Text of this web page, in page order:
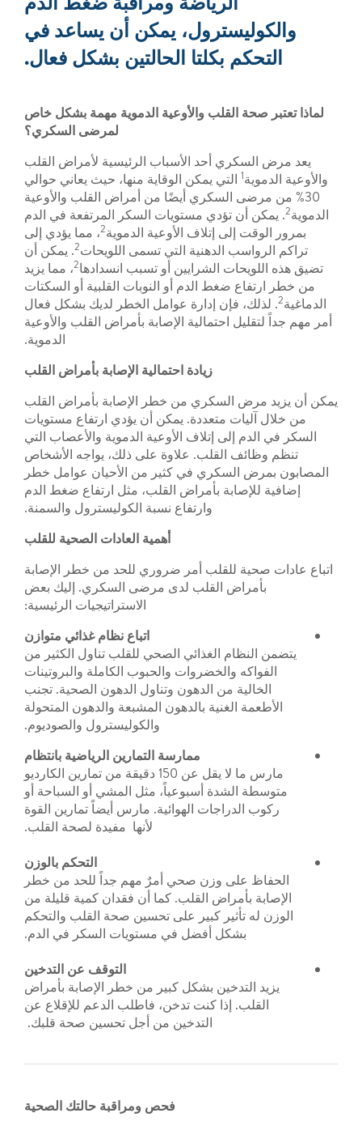
والكوليسترول، يمكن أن يساعد في
التحكم بكلتا الحالتين بشكل فعال.
لماذا تعتبر صحة القلب والأوعية الدموية مهمة بشكل خاص
لمرضى السكري؟
يعد مرض السكري أحد الأسباب الرئيسية لأمراض القلب
والأوعية الدموية1 التي يمكن الوقاية منها، حيث يعاني حوالي
30% من مرضى السكري أيضًا من أمراض القلب والأوعية
الدموية2. يمكن أن تؤدي مستويات السكر المرتفعة في الدم
بمرور الوقت إلى إتلاف الأوعية الدموية2، مما يؤدي إلى
تراكم الرواسب الدهنية التي تسمى اللويحات2. يمكن أن
تضيق هذه اللويحات الشرايين أو تسبب انسدادها2، مما يزيد
من خطر ارتفاع ضغط الدم أو النوبات القلبية أو السكتات
الدماغية2. لذلك، فإن إدارة عوامل الخطر لديك بشكل فعال
أمر مهم جداً لتقليل احتمالية الإصابة بأمراض القلب والأوعية
الدموية.
زيادة احتمالية الإصابة بأمراض القلب
يمكن أن يزيد مرض السكري من خطر الإصابة بأمراض القلب
من خلال آليات متعددة. يمكن أن يؤدي ارتفاع مستويات
السكر في الدم إلى إتلاف الأوعية الدموية والأعصاب التي
تنظم وظائف القلب. علاوة على ذلك، يواجه الأشخاص
المصابون بمرض السكري في كثير من الأحيان عوامل خطر
إضافية للإصابة بأمراض القلب، مثل ارتفاع ضغط الدم
وارتفاع نسبة الكوليسترول والسمنة.
أهمية العادات الصحية للقلب
اتباع عادات صحية للقلب أمر ضروري للحد من خطر الإصابة
بأمراض القلب لدى مرضى السكري. إليك بعض
الاستراتيجيات الرئيسية:
اتباع نظام غذائي متوازن
يتضمن النظام الغذائي الصحي للقلب تناول الكثير من
الفواكه والخضروات والحبوب الكاملة والبروتينات
الخالية من الدهون وتناول الدهون الصحية. تجنب
الأطعمة الغنية بالدهون المشبعة والدهون المتحولة
والكوليسترول والصوديوم.
ممارسة التمارين الرياضية بانتظام
مارس ما لا يقل عن 150 دقيقة من تمارين الكارديو
متوسطة الشدة أسبوعياً، مثل المشي أو السباحة أو
ركوب الدراجات الهوائية. مارس أيضاً تمارين القوة
لأنها مفيدة لصحة القلب.
التحكم بالوزن
الحفاظ على وزن صحي أمرٌ مهم جداً للحد من خطر
الإصابة بأمراض القلب. كما أن فقدان كمية قليلة من
الوزن له تأثير كبير على تحسين صحة القلب والتحكم
بشكل أفضل في مستويات السكر في الدم.
التوقف عن التدخين
يزيد التدخين بشكل كبير من خطر الإصابة بأمراض
القلب. إذا كنت تدخن، فاطلب الدعم للإقلاع عن
التدخين من أجل تحسين صحة قلبك.
فحص ومراقبة حالتك الصحية